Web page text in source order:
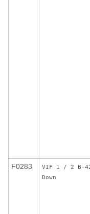
F0283
VIF 1 / 2 B-
Down